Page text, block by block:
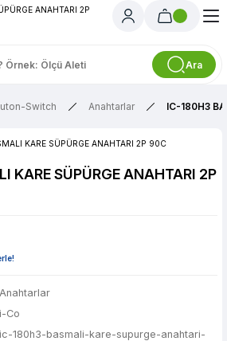
Ara
Switch Anahtarlar IC-180H3
KARE SÜPÜRGE ANAHTARI 2P
Anahtarlar
i-Co
ic-180h3-basmali-kare-supurge-anahtari-